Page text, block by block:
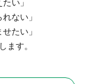
い」
ない」
たい」
ます。